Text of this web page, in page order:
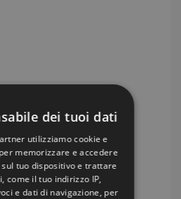
dei tuoi dati
utilizziamo cookie e
memorizzare e accedere
tuo dispositivo e trattare
come il tuo indirizzo IP,
e dati di navigazione, per